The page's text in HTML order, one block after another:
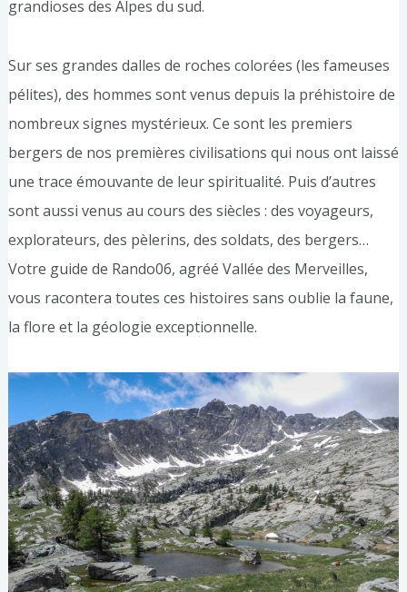
grandioses des Alpes du sud.
Sur ses grandes dalles de roches colorées (les fameuses
pélites), des hommes sont venus depuis la préhistoire de
nombreux signes mystérieux. Ce sont les premiers
bergers de nos premières civilisations qui nous ont laissé
une trace émouvante de leur spiritualité. Puis d’autres
sont aussi venus au cours des siècles : des voyageurs,
explorateurs, des pèlerins, des soldats, des bergers…
Votre guide de Rando06, agréé Vallée des Merveilles,
vous racontera toutes ces histoires sans oublie la faune,
la flore et la géologie exceptionnelle.